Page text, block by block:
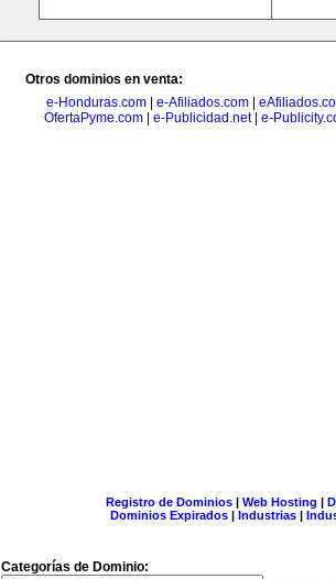
Otros dominios en venta:
e-Honduras.com| e-Afiliados.com|
OfertaPyme.com| e-Publicidad.net| e-
Registro de Dominios| Web Hosting |
Dominios Expirados | Industrias |
Categorías de Dominio: